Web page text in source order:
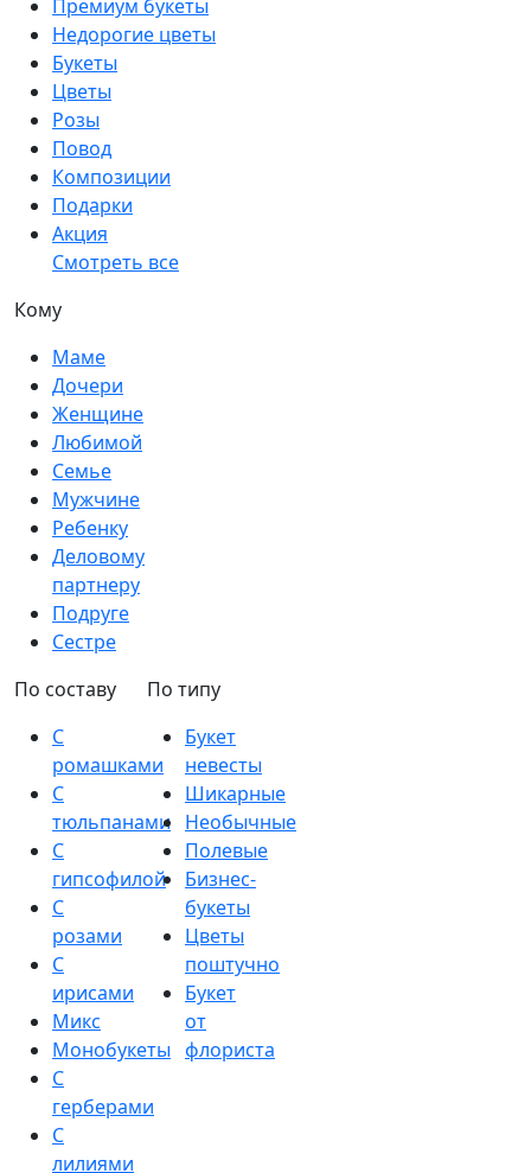
Премиум букеты
Недорогие цветы
Букеты
Цветы
Розы
Повод
Композиции
Подарки
Акция
Смотреть все
Кому
Маме
Дочери
Женщине
Любимой
Семье
Мужчине
Ребенку
Деловому
партнеру
Подруге
Сестре
По составу
С
ромашками
С
тюльпанами
С
гипсофилой
С
розами
С
ирисами
Микс
Монобукеты
С
герберами
С
лилиями
По типу
Букет
невесты
Шикарные
Необычные
Полевые
Бизнес-
букеты
Цветы
поштучно
Букет
от
флориста